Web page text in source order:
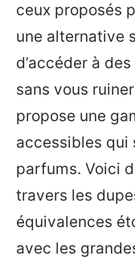
ceux proposés
une alternative
d’accéder à
sans vous
propose une
accessibles qui
parfums. Voici
travers les
équivalences
avec les